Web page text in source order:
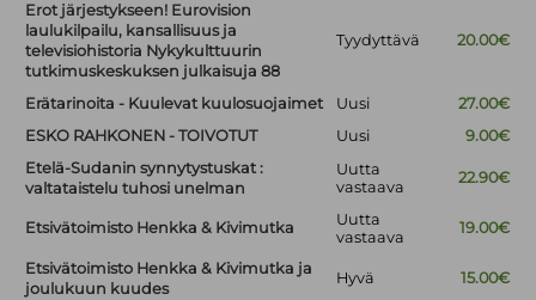
Erot järjestykseen! Eurovision
laulukilpailu, kansallisuus ja
televisiohistoria Nykykulttuurin
tutkimuskeskuksen julkaisuja 88
Tyydyttävä 20.00€
Erätarinoita - Kuulevat kuulosuojaimet Uusi
27.00€
ESKO RAHKONEN - TOIVOTUT
Uusi
9.00€
Etelä-Sudanin synnytystuskat :
valtataistelu tuhosi unelman
Uutta
vastaava
22.90€
Etsivätoimisto Henkka & Kivimutka
Uutta
vastaava
19.00€
Etsivätoimisto Henkka & Kivimutka ja
joulukuun kuudes
Hyvä 15.00€